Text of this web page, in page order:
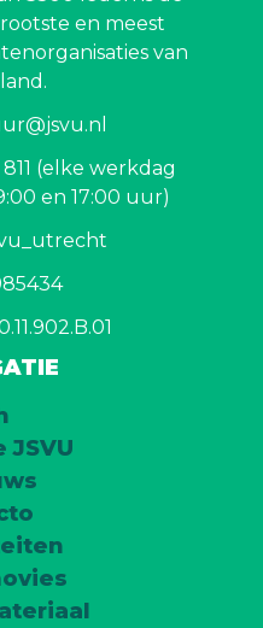
en meest
van
(elke werkdag
en 17:00 uur)
JSVU